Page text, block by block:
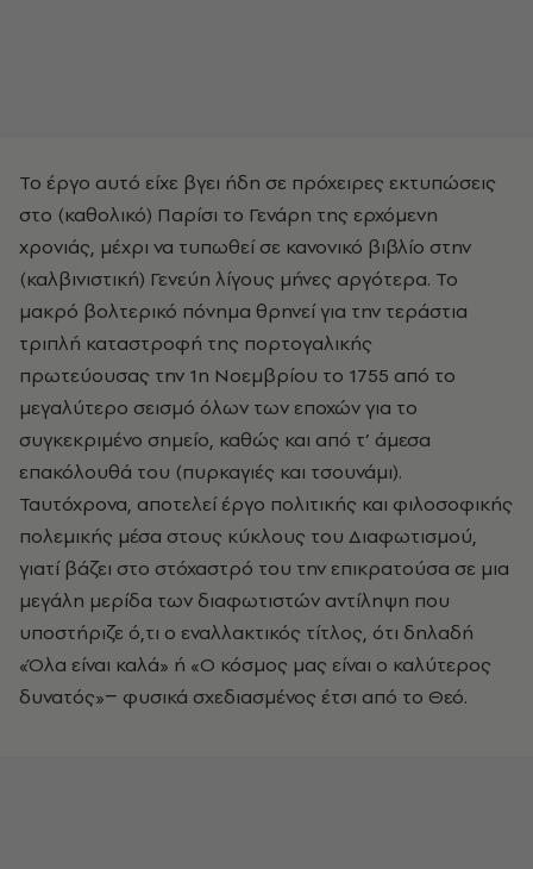
Το έργο αυτό είχε βγει ήδη σε πρόχειρες εκτυπώσεις
στο (καθολικό) Παρίσι το Γενάρη της ερχόμενη
χρονιάς, μέχρι να τυπωθεί σε κανονικό βιβλίο στην
(καλβινιστική) Γενεύη λίγους μήνες αργότερα. Το
μακρό βολτερικό πόνημα θρηνεί για την τεράστια
τριπλή καταστροφή της πορτογαλικής
πρωτεύουσας την 1η Νοεμβρίου το 1755 από το
μεγαλύτερο σεισμό όλων των εποχών για το
συγκεκριμένο σημείο, καθώς και από τ’ άμεσα
επακόλουθά του (πυρκαγιές και τσουνάμι).
Ταυτόχρονα, αποτελεί έργο πολιτικής και φιλοσοφικής
πολεμικής μέσα στους κύκλους του Διαφωτισμού,
γιατί βάζει στο στόχαστρό του την επικρατούσα σε μια
μεγάλη μερίδα των διαφωτιστών αντίληψη που
υποστήριζε ό,τι ο εναλλακτικός τίτλος, ότι δηλαδή
«Όλα είναι καλά» ή «Ο κόσμος μας είναι ο καλύτερος
δυνατός»− φυσικά σχεδιασμένος έτσι από το Θεό.